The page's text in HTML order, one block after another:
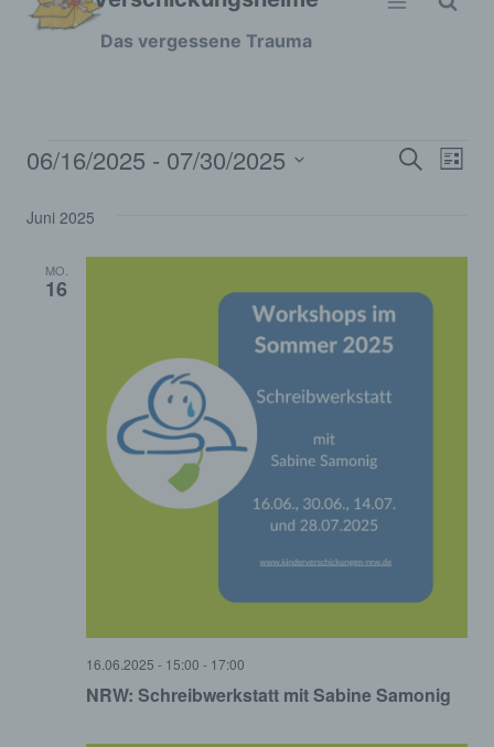
Zum
Das vergessene Trauma
Veranstaltungen
und
SucheListe
06/16/2025 - 07/30/2025
wählen.
Juni 2025
MO.
16
NRW: Schreibwerkstatt mit Sabine Samonig
16.06.2025 - 15:00 - 17:00